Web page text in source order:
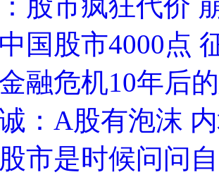
股市疯狂代价
国股市4000点
融危机10年后
：A股有泡沫
市是时候问问